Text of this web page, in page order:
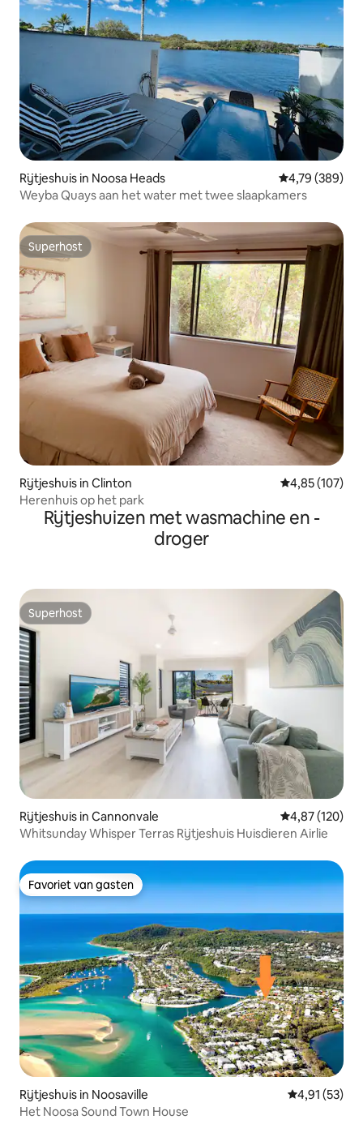
Rijtjeshuis in Noosa Heads Gemiddelde
4,79 (389)
Weyba Quays aan het water met twee slaapkamers
Superhost
Superhost
Rijtjeshuis in Clinton Gemiddelde
4,85 (107)
Herenhuis op het park
Rijtjeshuizen met wasmachine en -
droger
Superhost
Superhost
Rijtjeshuis in Cannonvale Gemiddelde
4,87 (120)
Whitsunday Whisper Terras Rijtjeshuis Huisdieren Airlie
Favoriet van gasten
Favoriet van gasten
Rijtjeshuis in Noosaville Gemiddelde
4,91 (53)
Het Noosa Sound Town House